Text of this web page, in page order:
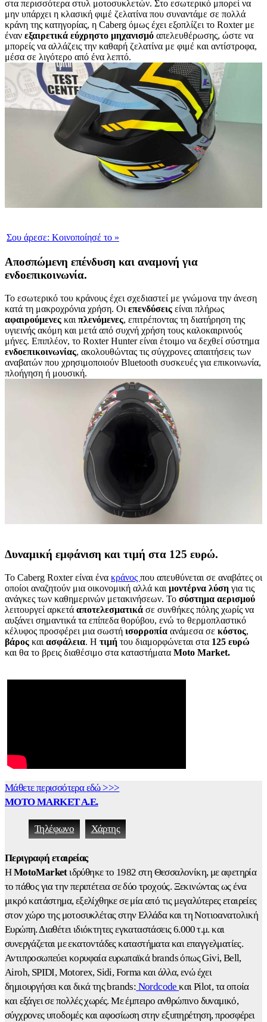
στα περισσότερα στυλ μοτοσυκλετών. Στο εσωτερικό μπορεί να
μην υπάρχει η κλασική φιμέ ζελατίνα που συναντάμε σε πολλά
κράνη της κατηγορίας, η Caberg όμως έχει εξοπλίζει το Roxter με
έναν εξαιρετικά εύχρηστο μηχανισμό απελευθέρωσης, ώστε να
μπορείς να αλλάζεις την καθαρή ζελατίνα με φιμέ και αντίστροφα,
μέσα σε λιγότερο από ένα λεπτό.
Σου άρεσε: Κοινοποίησέ το »
Αποσπώμενη επένδυση και αναμονή για
ενδοεπικοινωνία.
Το εσωτερικό του κράνους έχει σχεδιαστεί με γνώμονα την άνεση
κατά τη μακροχρόνια χρήση. Οι επενδύσεις είναι πλήρως
αφαιρούμενες και πλενόμενες, επιτρέποντας τη διατήρηση της
υγιεινής ακόμη και μετά από συχνή χρήση τους καλοκαιρινούς
μήνες. Επιπλέον, το Roxter Hunter είναι έτοιμο να δεχθεί σύστημα
ενδοεπικοινωνίας, ακολουθώντας τις σύγχρονες απαιτήσεις των
αναβατών που χρησιμοποιούν Bluetooth συσκευές για επικοινωνία,
πλοήγηση ή μουσική.
Δυναμική εμφάνιση και τιμή στα 125 ευρώ.
Το Caberg Roxter είναι ένα κράνος που απευθύνεται σε αναβάτες οι
οποίοι αναζητούν μια οικονομική αλλά και μοντέρνα λύση για τις
ανάγκες των καθημερινών μετακινήσεων. Το σύστημα αερισμού
λειτουργεί αρκετά αποτελεσματικά σε συνθήκες πόλης χωρίς να
αυξάνει σημαντικά τα επίπεδα θορύβου, ενώ το θερμοπλαστικό
κέλυφος προσφέρει μια σωστή ισορροπία ανάμεσα σε κόστος,
βάρος και ασφάλεια. Η τιμή του διαμορφώνεται στα 125 ευρώ
και θα το βρεις διαθέσιμο στα καταστήματα Moto Market.
Μάθετε περισσότερα εδώ >>>
MOTO MARKET A.E.
Τηλέφωνο Χάρτης
Περιγραφή εταιρείας
ΗMotoMarketιδρύθηκε το 1982 στη Θεσσαλονίκη, με αφετηρία
το πάθος για την περιπέτεια σε δύο τροχούς. Ξεκινώντας ως ένα
μικρό κατάστημα, εξελίχθηκε σε μία από τις μεγαλύτερες εταιρείες
στον χώρο της μοτοσυκλέτας στην Ελλάδα και τη Νοτιοανατολική
Ευρώπη. Διαθέτει ιδιόκτητες εγκαταστάσεις 6.000 τ.μ. και
συνεργάζεται με εκατοντάδες καταστήματα και επαγγελματίες.
Αντιπροσωπεύει κορυφαία ευρωπαϊκά brands όπως Givi, Bell,
Airoh, SPIDI, Motorex, Sidi, Forma και άλλα, ενώ έχει
δημιουργήσει και δικά της brands: Nordcodeκαι Pilot, τα οποία
και εξάγει σε πολλές χωρές. Με έμπειρο ανθρώπινο δυναμικό,
σύγχρονες υποδομές και αφοσίωση στην εξυπηρέτηση, προσφέρει